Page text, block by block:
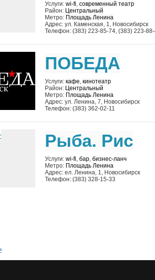
Услуги: wi-fi, современный театр
Район: Центральный
Метро: Площадь Ленина
Адрес: ул. Каменская, 1, Новосибирск
Телефон: (383) 223-85-74, (383) 223-
ПОБЕДА
Услуги: кафе, кинотеатр
Район: Центральный
Метро: Площадь Ленина
Адрес: ул. Ленина, 7, Новосибирск
Телефон: (383) 362-02-11
Рыба. Рис
Услуги: wi-fi, бар, бизнес-ланч
Метро: Площадь Ленина
Адрес: eл. Ленина, 1, Новосибирск
Телефон: (383) 328-15-33